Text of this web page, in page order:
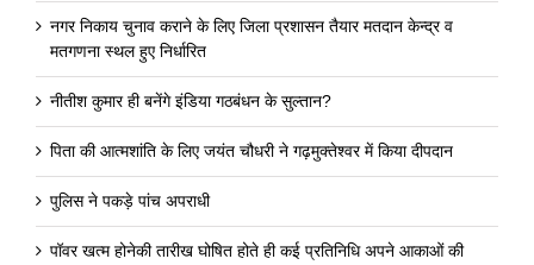
नगर निकाय चुनाव कराने के लिए जिला प्रशासन तैयार मतदान केन्द्र व
मतगणना स्थल हुए निर्धारित
नीतीश कुमार ही बनेंगे इंडिया गठबंधन के सुल्तान?
पिता की आत्मशांति के लिए जयंत चौधरी ने गढ़मुक्तेश्वर में किया दीपदान
पुलिस ने पकड़े पांच अपराधी
पॉवर खत्म होनेकी तारीख घोषित होते ही कई प्रतिनिधि अपने आकाओं की